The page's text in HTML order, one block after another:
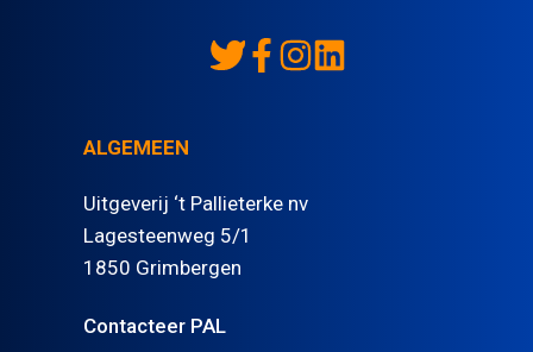
ALGEMEEN
Uitgeverij ‘t Pallieterke nv
Lagesteenweg 5/1
1850 Grimbergen
Contacteer PAL